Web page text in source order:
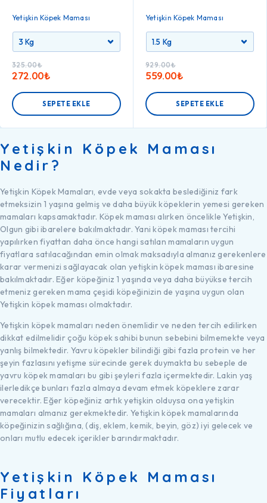
Yetişkin Köpek Maması
325.00₺
272.00₺
SEPETE EKLE
Yetişkin Köpek Maması
929.00₺
559.00₺
SEPETE EKLE
Yetişkin Köpek Maması
Nedir?
Yetişkin Köpek Mamaları, evde veya sokakta beslediğiniz fark
etmeksizin 1 yaşına gelmiş ve daha büyük köpeklerin yemesi gereken
mamaları kapsamaktadır. Köpek maması alırken öncelikle Yetişkin,
Olgun gibi ibarelere bakılmaktadır. Yani köpek maması tercihi
yapılırken fiyattan daha önce hangi satılan mamaların uygun
fiyatlara satılacağından emin olmak maksadıyla almanız gerekenlere
karar vermenizi sağlayacak olan yetişkin köpek maması ibaresine
bakılmaktadır. Eğer köpeğiniz 1 yaşında veya daha büyükse tercih
etmeniz gereken mama çeşidi köpeğinizin de yaşına uygun olan
Yetişkin köpek maması olmaktadır.
Yetişkin köpek mamaları neden önemlidir ve neden tercih edilirken
dikkat edilmelidir çoğu köpek sahibi bunun sebebini bilmemekte veya
yanlış bilmektedir. Yavru köpekler bilindiği gibi fazla protein ve her
şeyin fazlasını yetişme sürecinde gerek duymakta bu sebeple de
yavru köpek mamaları bu gibi şeyleri fazla içermektedir. Lakin yaş
ilerledikçe bunları fazla almaya devam etmek köpeklere zarar
verecektir. Eğer köpeğiniz artık yetişkin olduysa ona yetişkin
mamaları almanız gerekmektedir. Yetişkin köpek mamalarında
köpeğinizin sağlığına, (diş, eklem, kemik, beyin, göz) iyi gelecek ve
onları mutlu edecek içerikler barındırmaktadır.
Yetişkin Köpek Maması
Fiyatları